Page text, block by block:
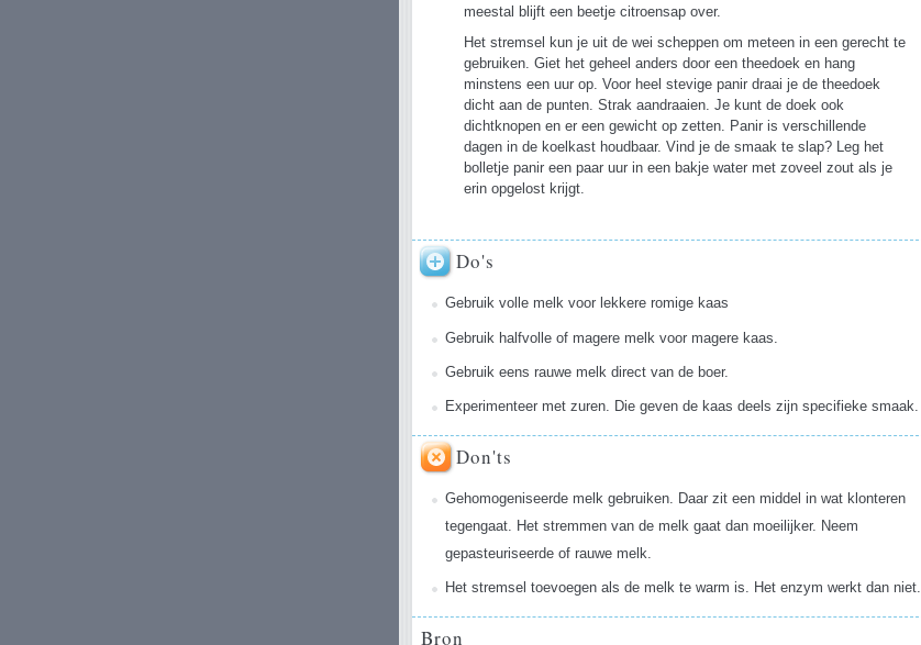
meestal blijft een beetje citroensap over.
Het stremsel kun je uit de wei scheppen om meteen in een gerecht te
gebruiken. Giet het geheel anders door een theedoek en hang
minstens een uur op. Voor heel stevige panir draai je de theedoek
dicht aan de punten. Strak aandraaien. Je kunt de doek ook
dichtknopen en er een gewicht op zetten. Panir is verschillende
dagen in de koelkast houdbaar. Vind je de smaak te slap? Leg het
bolletje panir een paar uur in een bakje water met zoveel zout als je
erin opgelost krijgt.
Do's
Gebruik volle melk voor lekkere romige kaas
Gebruik halfvolle of magere melk voor magere kaas.
Gebruik eens rauwe melk direct van de boer.
Experimenteer met zuren. Die geven de kaas deels zijn specifieke smaak.
Don'ts
Gehomogeniseerde melk gebruiken. Daar zit een middel in wat klonteren
tegengaat. Het stremmen van de melk gaat dan moeilijker. Neem
gepasteuriseerde of rauwe melk.
Het stremsel toevoegen als de melk te warm is. Het enzym werkt dan niet.
Bron